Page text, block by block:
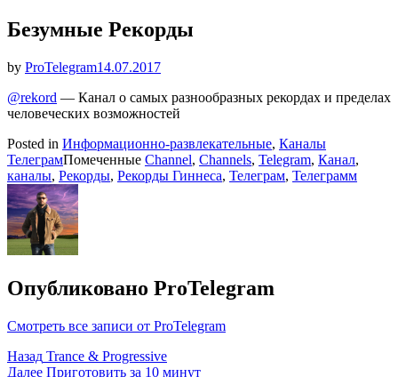
Безумные Рекорды
by ProTelegramОпубликовано
14.07.2017
@rekord — Канал о самых разнообразных рекордах и пределах
человеческих возможностей
Posted in Информационно-развлекательные, Каналы
ТелеграмПомеченные Channel, Channels, Telegram, Канал,
каналы, Рекорды, Рекорды Гиннеса, Телеграм, Телеграмм
Опубликовано ProTelegram
Смотреть все записи от ProTelegram
Навигация
Назад Trance & Progressive
Далее Приготовить за 10 минут